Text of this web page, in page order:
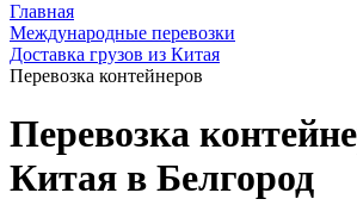
Главная
Международные перевозки
Доставка грузов из Китая
Перевозка контейнеров
Перевозка
Китая в Белгород